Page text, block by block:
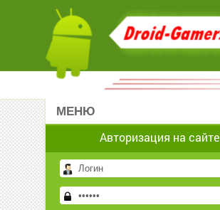
МЕНЮ
Авторизация на сайте